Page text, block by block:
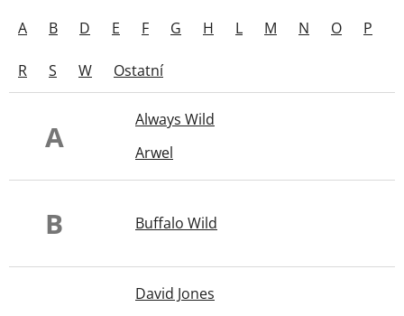
A B D E F G H L M N O P
R S W Ostatní
A
Always Wild
Arwel
B Buffalo Wild
David Jones